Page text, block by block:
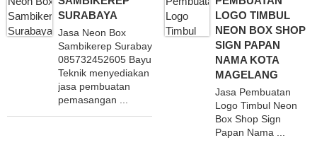
SURABAYA
Jasa Neon Box
Sambikerep Surabaya
085732452605 Bayu
Teknik menyediakan
jasa pembuatan
pemasangan ...
LOGO TIMBUL
NEON BOX SHOP
SIGN PAPAN
NAMA KOTA
MAGELANG
Jasa Pembuatan
Logo Timbul Neon
Box Shop Sign
Papan Nama ...